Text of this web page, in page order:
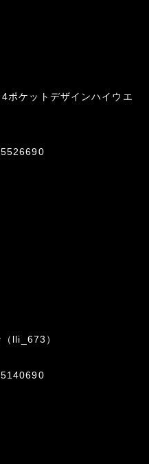
ポケットデザインハイウエ
lli_673）